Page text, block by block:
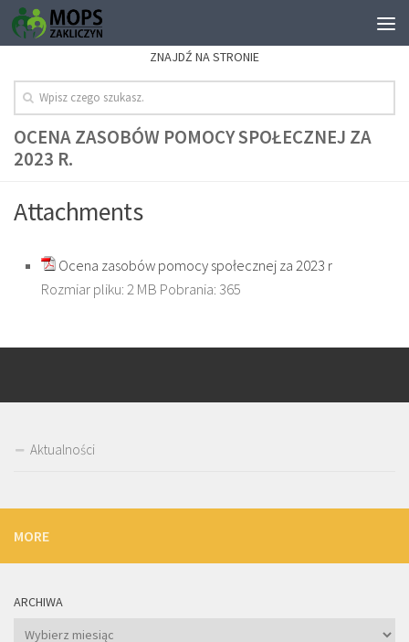
ZNAJDŹ NA STRONIE
OCENA ZASOBÓW POMOCY SPOŁECZNEJ ZA
2023 R.
Attachments
Ocena zasobów pomocy społecznej za 2023 r
Rozmiar pliku:2 MB Pobrania: 365
Aktualności
MORE
ARCHIWA
Archiwa